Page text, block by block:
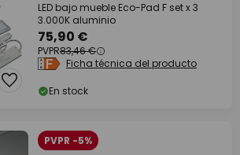
LED bajo mueble Eco-Pad F set x 3
3.000K aluminio
75,90 €
PVPR83,46 €
Ficha técnica del producto
En stock
PVPR -5%